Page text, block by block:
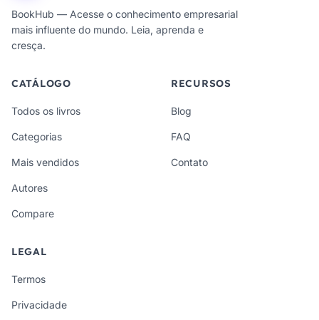
BookHub — Acesse o conhecimento empresarial
mais influente do mundo. Leia, aprenda e
cresça.
CATÁLOGO
Todos os livros
Categorias
Mais vendidos
Autores
Compare
RECURSOS
Blog
FAQ
Contato
LEGAL
Termos
Privacidade